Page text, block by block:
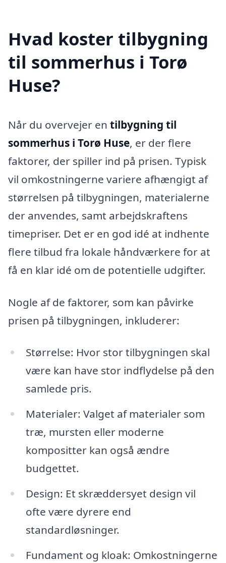
Hvad koster tilbygning
til sommerhus i Torø
Huse?
Når du overvejer en tilbygning til
sommerhus i Torø Huse, er der flere
faktorer, der spiller ind på prisen. Typisk
vil omkostningerne variere afhængigt af
størrelsen på tilbygningen, materialerne
der anvendes, samt arbejdskraftens
timepriser. Det er en god idé at indhente
flere tilbud fra lokale håndværkere for at
få en klar idé om de potentielle udgifter.
Nogle af de faktorer, som kan påvirke
prisen på tilbygningen, inkluderer:
Størrelse: Hvor stor tilbygningen skal
være kan have stor indflydelse på den
samlede pris.
Materialer: Valget af materialer som
træ, mursten eller moderne
kompositter kan også ændre
budgettet.
Design: Et skræddersyet design vil
ofte være dyrere end
standardløsninger.
Fundament og kloak: Omkostningerne